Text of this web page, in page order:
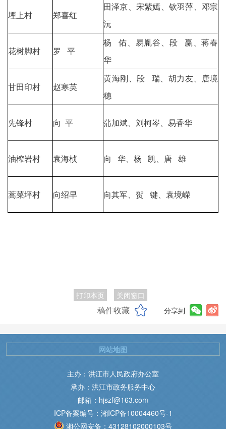
堙上村 郑喜红
田泽京、宋紫嫣、钦羽萍、邓宗
沅
花树脚村 罗 平
杨 佑、易胤谷、段 赢、蒋春
华
甘田印村 赵寒英
黄海刚、段 瑞、胡力友、唐境
穗
先锋村 向 平 蒲加斌、刘柯岑、易香华
油榨岩村 袁海桢 向 华、杨 凯、唐 雄
蒿菜坪村 向绍早 向其军、贺 键、袁境嵘
打印本页 关闭窗口
稿件收藏 分享到
主办：洪江市人民政府办公室
承办：洪江市政务服务中心
邮箱：hjszf@163.com
ICP备案编号：湘ICP备10004460号-1
湘公网安备：43128102000103号
网站地图